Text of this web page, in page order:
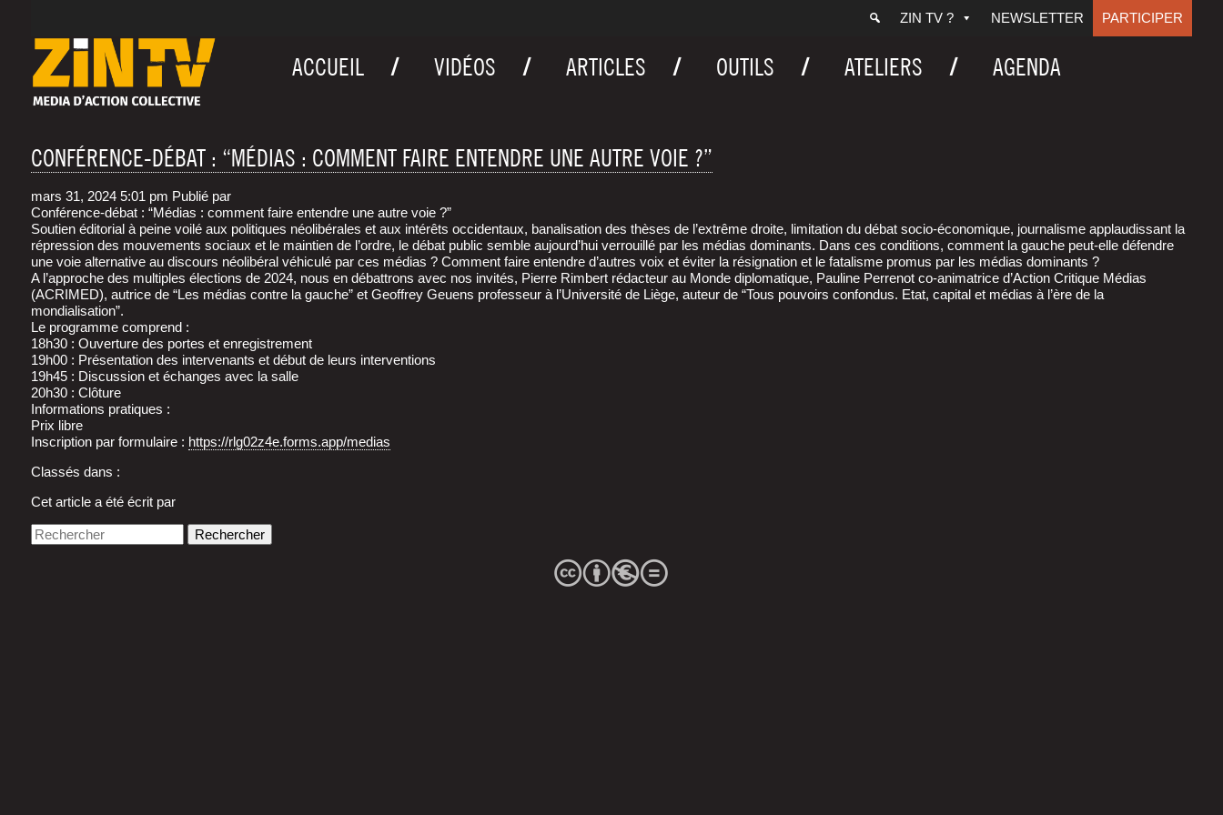
ZIN TV ? NEWSLETTER PARTICIPER
ACCUEIL VIDÉOS ARTICLES OUTILS ATELIERS AGENDA
CONFÉRENCE-DÉBAT : “MÉDIAS : COMMENT FAIRE ENTENDRE UNE AUTRE VOIE ?”
mars 31, 2024 5:01 pm Publié par
Confé­rence-débat : “Médias : com­ment faire entendre une autre voie ?”
Sou­tien édi­to­rial à peine voi­lé aux poli­tiques néo­li­bé­rales et aux inté­rêts occi­den­taux, bana­li­sa­tion des thèses de l’extrême droite, limi­ta­tion du débat socio-éco­no­mique, jour­na­lisme applau­dis­sant la
répres­sion des mou­ve­ments sociaux et le main­tien de l’ordre, le dé­bat public semble aujourd’hui ver­rouillé par les mé­dias domi­nants. Dans ces condi­tions, com­ment la gauche peut-elle défendre
une voie alter­na­tive au dis­cours néo­li­bé­ral véhi­cu­lé par ces médias ? Com­ment faire entendre d’autres voix et évi­ter la rési­gna­tion et le fata­lisme pro­mus par les médias dominants ?
A l’approche des mul­tiples élec­tions de 2024, nous en débat­trons avec nos invi­tés, Pierre Rim­bert rédac­teur au Monde diplo­ma­tique, Pau­line Per­re­not co-ani­ma­trice d’Ac­tion Cri­tique Médias
(ACRIMED), autrice de “Les médias contre la gauche” et Geof­frey Geuens pro­fes­seur à l’U­ni­ver­si­té de Liège, auteur de “Tous pou­voirs confon­dus. Etat, capi­tal et médias à l’ère de la
mondialisation”.
Le pro­gramme comprend :
18h30 : Ouver­ture des portes et enregistrement
19h00 : Pré­sen­ta­tion des inter­ve­nants et début de leurs interventions
19h45 : Dis­cus­sion et échanges avec la salle
20h30 : Clôture
Infor­ma­tions pratiques :
Prix libre
Ins­crip­tion par for­mu­laire : https://rlg02z4e.forms.app/medias
Classés dans :
Cet article a été écrit par
Rechercher